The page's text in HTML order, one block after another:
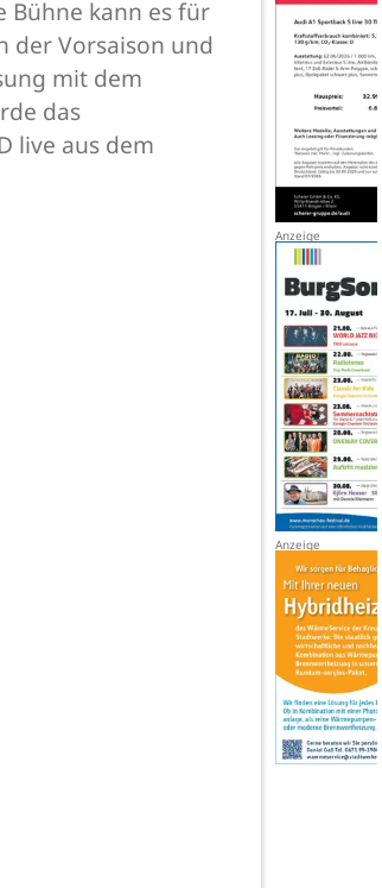
Bühne kann es für
der Vorsaison und
mit dem
das
live aus dem